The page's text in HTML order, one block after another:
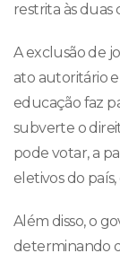
restrita às duas
A exclusão de
ato autoritário
educação faz
subverte o
pode votar, a
eletivos do
Além disso, o
determinando